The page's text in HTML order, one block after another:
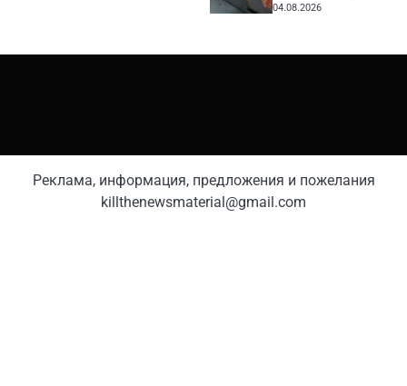
04.08.2026
Реклама, информация, предложения и пожелания
killthenewsmaterial@gmail.com